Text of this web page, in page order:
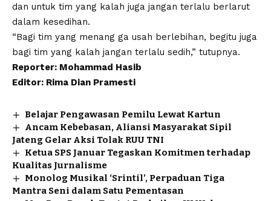
dan untuk tim yang kalah juga jangan terlalu berlarut
dalam kesedihan.
“Bagi tim yang menang ga usah berlebihan, begitu juga
bagi tim yang kalah jangan terlalu sedih,” tutupnya.
Reporter: Mohammad Hasib
Editor: Rima Dian Pramesti
Belajar Pengawasan Pemilu Lewat Kartun
Ancam Kebebasan, Aliansi Masyarakat Sipil
Jateng Gelar Aksi Tolak RUU TNI
Ketua SPS Januar Tegaskan Komitmen terhadap
Kualitas Jurnalisme
Monolog Musikal ‘Srintil’, Perpaduan Tiga
Mantra Seni dalam Satu Pementasan